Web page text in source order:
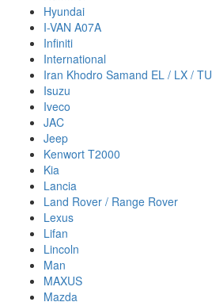
Hyundai
I-VAN A07A
Infiniti
International
Iran Khodro Samand EL / LX / TU
Isuzu
Iveco
JAC
Jeep
Kenwort T2000
Kia
Lancia
Land Rover / Range Rover
Lexus
Lifan
Lincoln
Man
MAXUS
Mazda